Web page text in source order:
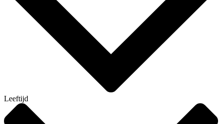
Leeftijd